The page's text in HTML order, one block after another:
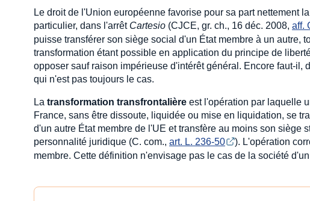
Le droit de l'Union européenne favorise pour sa part nettement la
particulier, dans l'arrêt Cartesio (CJCE, gr. ch., 16 déc. 2008, aff.
puisse transférer son siège social d'un État membre à un
transformation étant possible en application du principe de
opposer sauf raison impérieuse d'intérêt général. Encore faut-il,
qui n'est pas toujours le cas.
La transformation transfrontalière est l'opération par laquelle
France, sans être dissoute, liquidée ou mise en liquidation, se
d'un autre État membre de l'UE et transfère au moins son siège
personnalité juridique (C. com., art. L. 236-50
). L'opération
membre. Cette définition n'envisage pas le cas de la société